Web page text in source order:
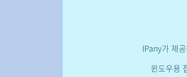
IPany가 제
윈도우용